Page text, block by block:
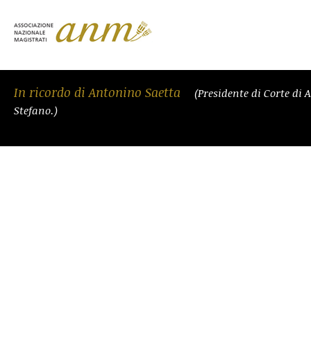
In ricordo di Antonino Saetta
(Presidente di Corte di
Stefano.)